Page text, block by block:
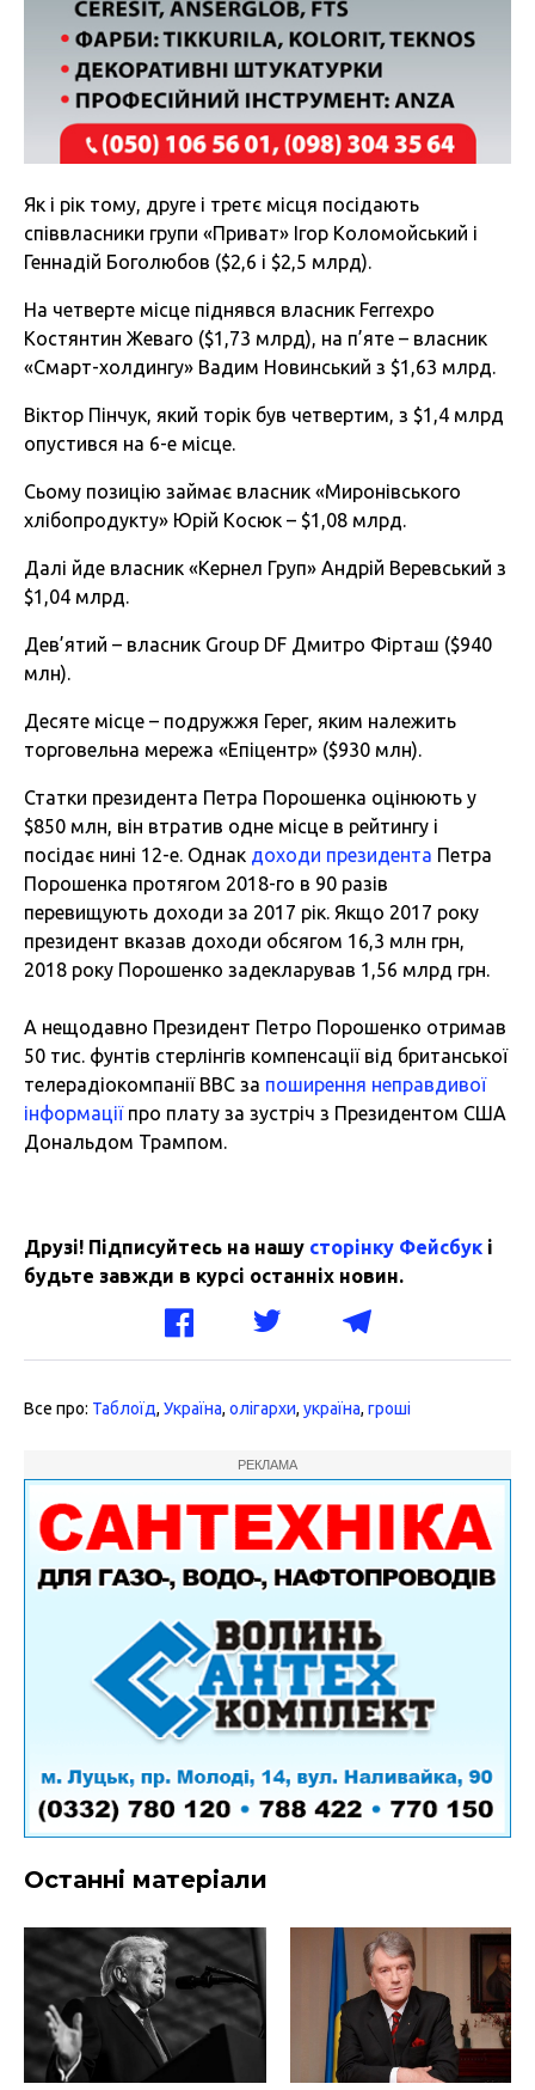
Як і рік тому, друге і третє місця посідають
співвласники групи «Приват» Ігор Коломойський і
Геннадій Боголюбов ($2,6 і $2,5 млрд).
На четверте місце піднявся власник Ferrexpo
Костянтин Жеваго ($1,73 млрд), на п’яте – власник
«Смарт-холдингу» Вадим Новинський з $1,63 млрд.
Віктор Пінчук, який торік був четвертим, з $1,4 млрд
опустився на 6-е місце.
Сьому позицію займає власник «Миронівського
хлібопродукту» Юрій Косюк – $1,08 млрд.
Далі йде власник «Кернел Груп» Андрій Веревський з
$1,04 млрд.
Дев’ятий – власник Group DF Дмитро Фірташ ($940
млн).
Десяте місце – подружжя Герег, яким належить
торговельна мережа «Епіцентр» ($930 млн).
Статки президента Петра Порошенка оцінюють у
$850 млн, він втратив одне місце в рейтингу і
посідає нині 12-е. Однак доходи президента Петра
Порошенка протягом 2018-го в 90 разів
перевищують доходи за 2017 рік. Якщо 2017 року
президент вказав доходи обсягом 16,3 млн грн,
2018 року Порошенко задекларував 1,56 млрд грн.
А нещодавно Президент Петро Порошенко отримав
50 тис. фунтів стерлінгів компенсації від британської
телерадіокомпанії ВВС за поширення неправдивої
інформаціїпро плату за зустріч з Президентом США
Дональдом Трампом.
Друзі! Підписуйтесь на нашу сторінку Фейсбук і
будьте завжди в курсі останніх новин.
Все про: Таблоїд, Україна, олігархи, україна, гроші
РЕКЛАМА
Останні матеріали